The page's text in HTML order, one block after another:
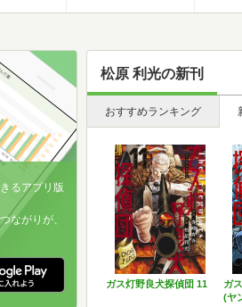
松原 利光の新刊
おすすめランキング
ガス灯野良犬探偵団 11
ガ
(ヤ
るアプリ版
ながりが、